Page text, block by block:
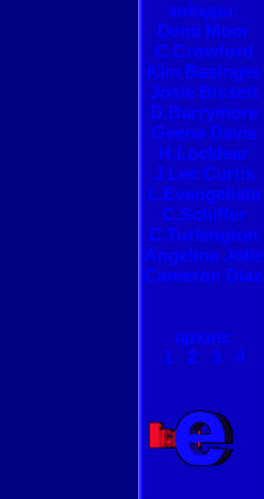
звёзды:
Demi Moor
C.Crowford
Kim Basinger
Josie Bissett
D.Barrymore
Geena Davis
H.Locklear
J.Lee Curtis
L.Evangelista
C.Schiffer
C.Turlengton
Angelina Jolie
Cameron Diaz
архив:
1
2 3 4